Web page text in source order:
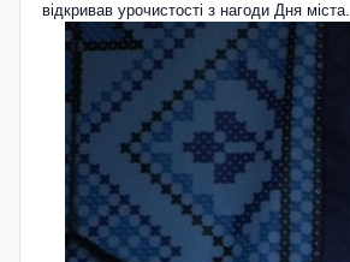
відкривав урочистості з нагоди Дня міста.